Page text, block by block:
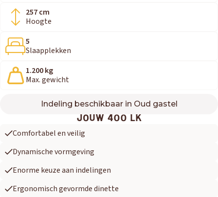
257 cm
Hoogte
5
Slaapplekken
1.200 kg
Max. gewicht
Indeling beschikbaar in Oud gastel
400 LK
JOUW 400 LK
Comfortabel en veilig
Dynamische vormgeving
Enorme keuze aan indelingen
Ergonomisch gevormde dinette